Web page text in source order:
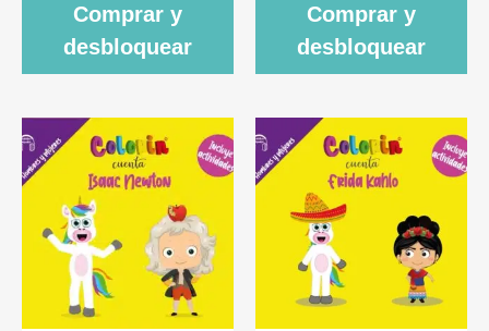
Comprar y
desbloquear
Comprar y
desbloquear